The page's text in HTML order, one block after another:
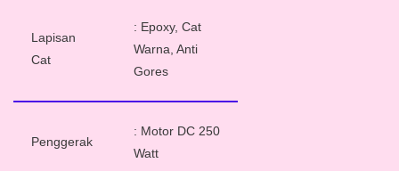
Lapisan
Cat
: Epoxy, Cat
Warna, Anti
Gores
Penggerak
: Motor DC 250
Watt